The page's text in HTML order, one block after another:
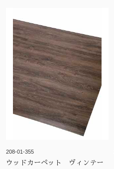
208-01-355
ウッドカーペット ヴィンテー